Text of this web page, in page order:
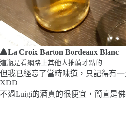
🔺La Croix Barton Bordeaux Blanc
這瓶是看網路上其他人推薦才點的
但我已經忘了當時味道，只記得有
XDD
不過Luigi的酒真的很便宜，簡直是